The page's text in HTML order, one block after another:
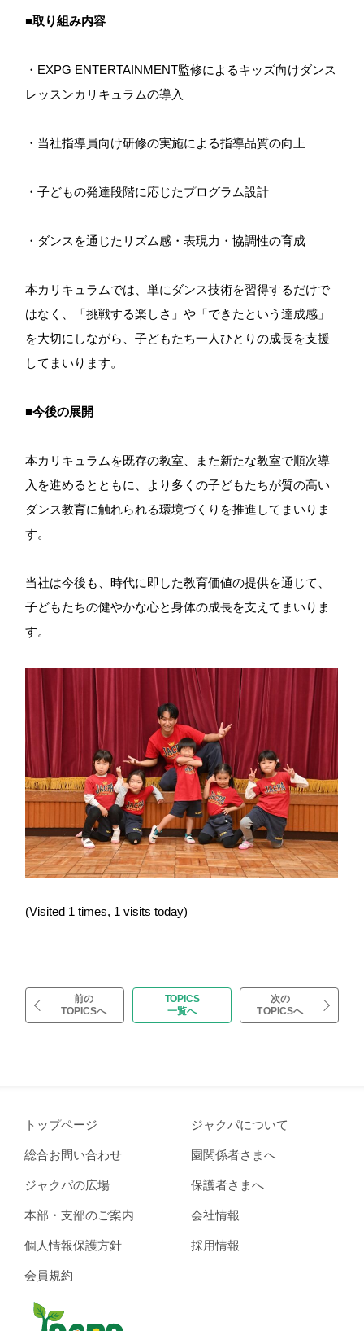
■取り組み内容
・EXPG ENTERTAINMENT監修によるキッズ向けダンス
レッスンカリキュラムの導入
・当社指導員向け研修の実施による指導品質の向上
・子どもの発達段階に応じたプログラム設計
・ダンスを通じたリズム感・表現力・協調性の育成
本カリキュラムでは、単にダンス技術を習得するだけで
はなく、「挑戦する楽しさ」や「できたという達成感」
を大切にしながら、子どもたち一人ひとりの成長を支援
してまいります。
■今後の展開
本カリキュラムを既存の教室、また新たな教室で順次導
入を進めるとともに、より多くの子どもたちが質の高い
ダンス教育に触れられる環境づくりを推進してまいりま
す。
当社は今後も、時代に即した教育価値の提供を通じて、
子どもたちの健やかな心と身体の成長を支えてまいりま
す。
(Visited 1 times, 1 visits today)
前の
TOPICSへ
TOPICS
一覧へ
次の
TOPICSへ
トップページ
総合お問い合わせ
ジャクパの広場
本部・支部のご案内
個人情報保護方針
会員規約
ジャクパについて
園関係者さまへ
保護者さまへ
会社情報
採用情報